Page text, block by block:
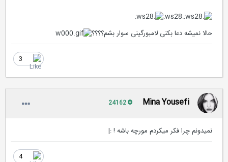
:ws28:
حالا نمیشه دعا بکنی لامبورگینی سوار بشم؟؟؟؟
Mina Yousefi
نمیدونم چرا فکر میکردم مورچه باشه ! :|